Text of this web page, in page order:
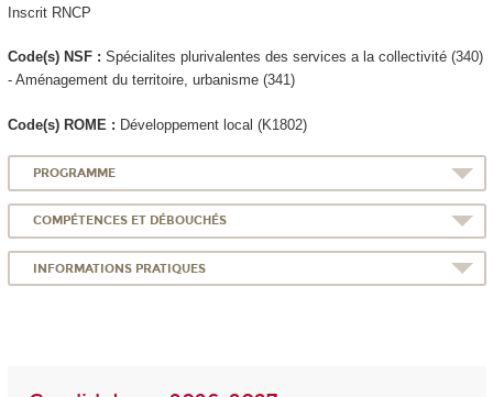
Inscrit RNCP
Code(s) NSF : Spécialites plurivalentes des services a la collectivité (340)
- Aménagement du territoire, urbanisme (341)
Code(s) ROME : Développement local (K1802)
PROGRAMME
COMPÉTENCES ET DÉBOUCHÉS
INFORMATIONS PRATIQUES